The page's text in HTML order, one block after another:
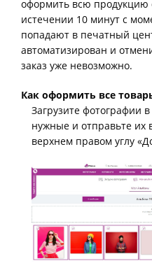
оформить всю продукцию
истечении 10 минут с
попадают в печатный
автоматизирован и
заказ уже невозможно.
Как оформить все
Загрузите фотографии
нужные и отправьте их
верхнем правом углу